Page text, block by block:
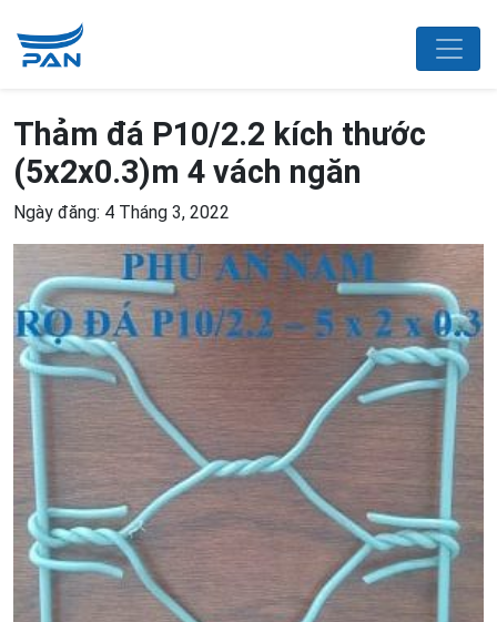
Thảm đá P10/2.2 kích thước
(5x2x0.3)m 4 vách ngăn
Ngày đăng: 4 Tháng 3, 2022